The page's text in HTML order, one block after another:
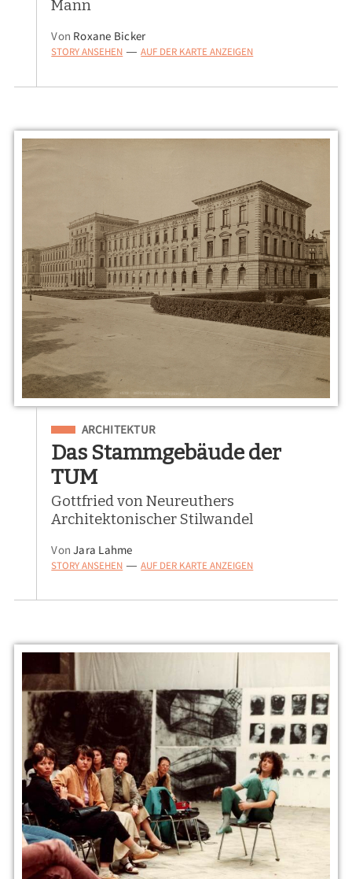
Mann
Von Roxane Bicker
STORY ANSEHEN — AUF DER KARTE ANZEIGEN
Eingeordnet unter
ARCHITEKTUR
Das Stammgebäude der
TUM
Gottfried von Neureuthers
Architektonischer Stilwandel
VonJara Lahme
STORY ANSEHEN — AUF DER KARTE ANZEIGEN